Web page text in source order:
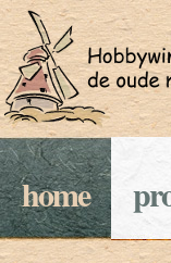
home